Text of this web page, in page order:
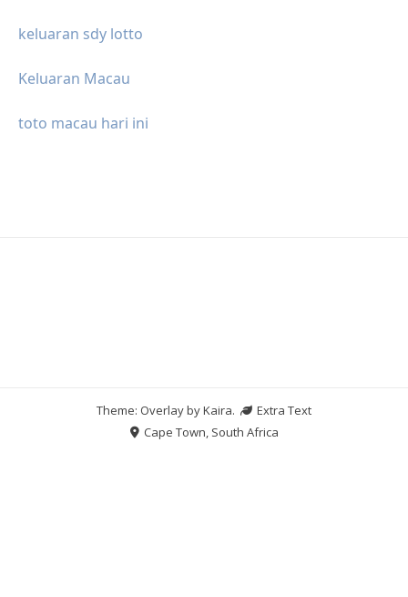
keluaran sdy lotto
Keluaran Macau
toto macau hari ini
Theme: Overlay byKaira.
Extra Text
Cape Town, South Africa